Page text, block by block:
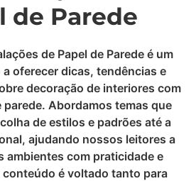
de Parede
de Papel de Parede é um
oferecer dicas, tendências e
decoração de interiores com
parede. Abordamos temas que
de estilos e padrões até a
ajudando nossos leitores a
ambientes com praticidade e
é voltado tanto para